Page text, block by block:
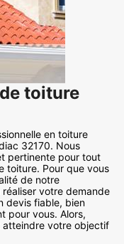
toiture
en toiture
32170. Nous
pertinente pour tout
toiture. Pour que vous
de notre
votre demande
devis fiable, bien
pour vous. Alors,
votre objectif